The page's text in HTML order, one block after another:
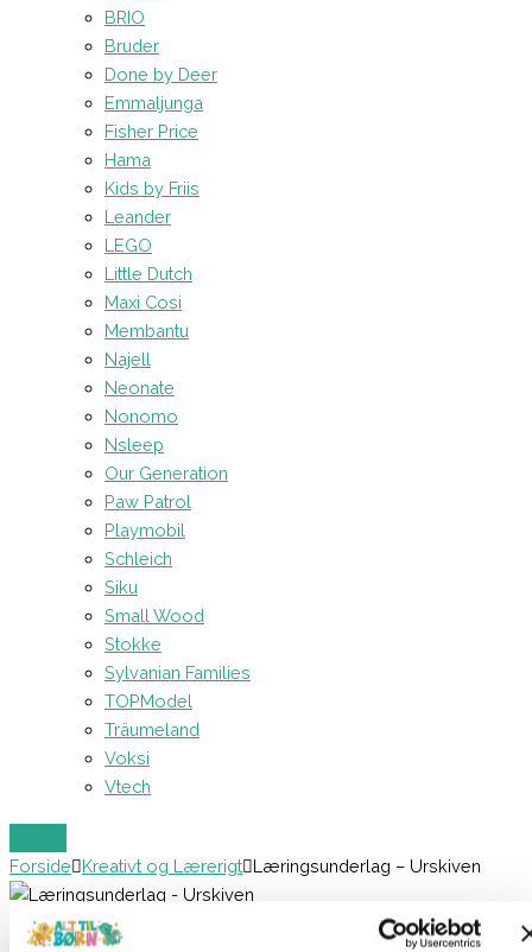
BRIO
Bruder
Done by Deer
Emmaljunga
Fisher Price
Hama
Kids by Friis
Leander
LEGO
Little Dutch
Maxi Cosi
Membantu
Najell
Neonate
Nonomo
Nsleep
Our Generation
Paw Patrol
Playmobil
Schleich
Siku
Small Wood
Stokke
Sylvanian Families
TOPModel
Träumeland
Voksi
Vtech
Forside Kreativt og Lærerigt Læringsunderlag – Urskiven
Læringsunderlag – Urskiven